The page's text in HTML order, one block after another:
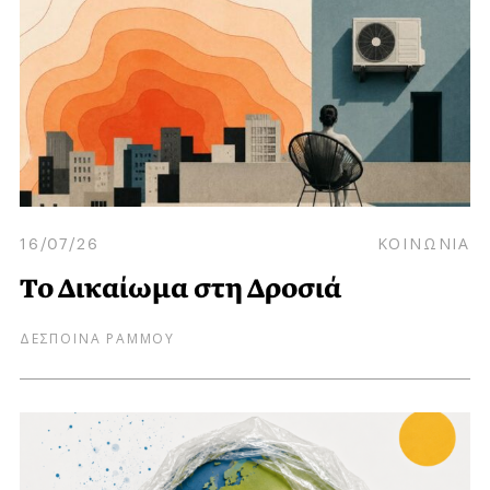
16/07/26 ΚΟΙΝΩΝΙΑ
Το Δικαίωμα στη Δροσιά
ΔΕΣΠΟΙΝΑ ΡΑΜΜΟΥ